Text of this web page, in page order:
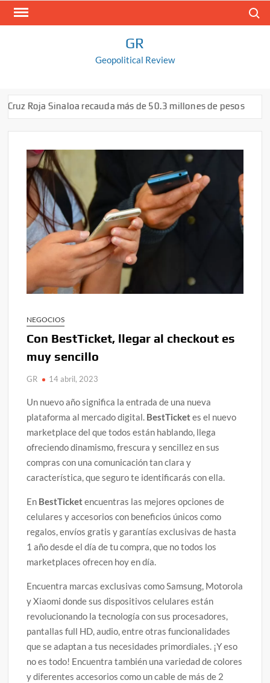
Saltar
GR
Geopolitical Review
Roja Sinaloa recauda más de 50.3 millones de pesos
NEGOCIOS
Con BestTicket, llegar al checkout es
muy sencillo
GR 14 abril, 2023
Un nuevo año significa la entrada de una nueva
plataforma al mercado digital. BestTicketes el nuevo
marketplace del que todos están hablando, llega
ofreciendo dinamismo, frescura y sencillez en sus
compras con una comunicación tan clara y
característica, que seguro te identificarás con ella.
En BestTicketencuentras las mejores opciones de
celulares y accesorios con beneficios únicos como
regalos, envíos gratis y garantías exclusivas de hasta
1 año desde el día de tu compra, que no todos los
marketplaces ofrecen hoy en día.
Encuentra marcas exclusivas como Samsung, Motorola
y Xiaomi donde sus dispositivos celulares están
revolucionando la tecnología con sus procesadores,
pantallas full HD, audio, entre otras funcionalidades
que se adaptan a tus necesidades primordiales. ¡Y eso
no es todo! Encuentra también una variedad de colores
y diferentes accesorios como un cable de más de 2